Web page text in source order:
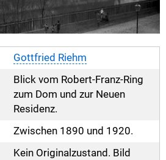
Gottfried Riehm
Blick vom Robert-Franz-Ring
zum Dom und zur Neuen
Residenz.
Zwischen 1890 und 1920.
Kein Originalzustand. Bild